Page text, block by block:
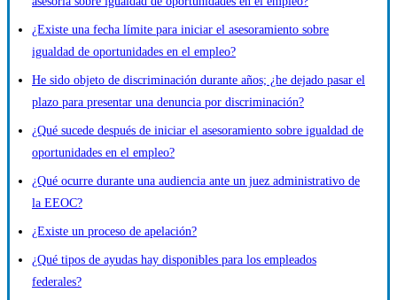
¿Existe una fecha límite para iniciar el asesoramiento sobre
igualdad de oportunidades en el empleo?
He sido objeto de discriminación durante años; ¿he dejado pasar el
plazo para presentar una denuncia por discriminación?
¿Qué sucede después de iniciar el asesoramiento sobre igualdad de
oportunidades en el empleo?
¿Qué ocurre durante una audiencia ante un juez administrativo de
la EEOC?
¿Existe un proceso de apelación?
¿Qué tipos de ayudas hay disponibles para los empleados
federales?